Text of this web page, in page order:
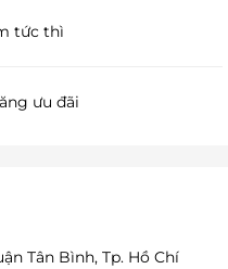
tức thì
ưu đãi
Tân Bình, Tp. Hồ Chí